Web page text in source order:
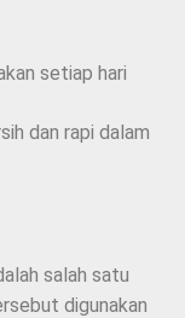
setiap hari
dan rapi dalam
salah satu
digunakan